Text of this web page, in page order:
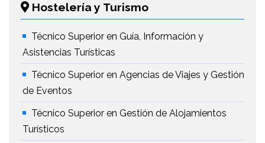
Hostelería y Turismo
Técnico Superior en Guía, Información y
Asistencias Turísticas
Técnico Superior en Agencias de Viajes y Gestión
de Eventos
Técnico Superior en Gestión de Alojamientos
Turísticos